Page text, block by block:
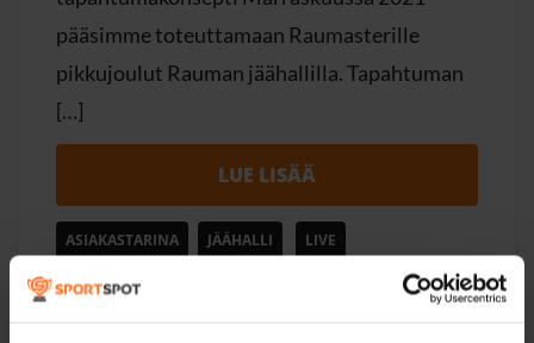
pääsimme toteuttamaan Raumasterille
pikkujoulut Rauman jäähallilla. Tapahtuman
[…]
LUE LISÄÄ
ASIAKASTARINA JÄÄHALLI LIVE
PIKKUJOULUT